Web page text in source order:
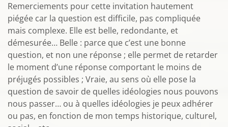
Remerciements pour cette invitation hautement
piégée car la question est difficile, pas compliquée
mais complexe. Elle est belle, redondante, et
démesurée… Belle : parce que c’est une bonne
question, et non une réponse ; elle permet de retarder
le moment d’une réponse comportant le moins de
préjugés possibles ; Vraie, au sens où elle pose la
question de savoir de quelles idéologies nous pouvons
nous passer… ou à quelles idéologies je peux adhérer
ou pas, en fonction de mon temps historique, culturel,